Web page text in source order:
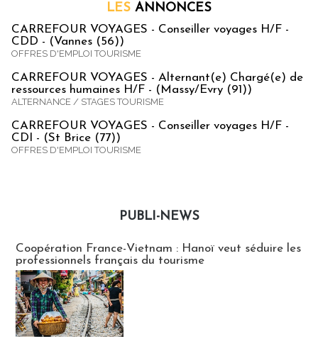
LES ANNONCES
CARREFOUR VOYAGES - Conseiller voyages H/F -
CDD - (Vannes (56))
OFFRES D'EMPLOI TOURISME
CARREFOUR VOYAGES - Alternant(e) Chargé(e) de
ressources humaines H/F - (Massy/Evry (91))
ALTERNANCE / STAGES TOURISME
CARREFOUR VOYAGES - Conseiller voyages H/F -
CDI - (St Brice (77))
OFFRES D'EMPLOI TOURISME
PUBLI-NEWS
Coopération France-Vietnam : Hanoï veut séduire les
professionnels français du tourisme